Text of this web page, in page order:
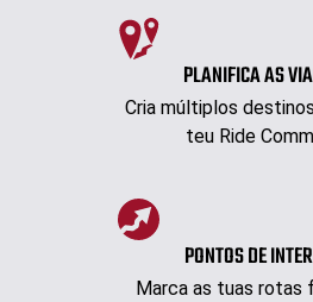
PLANIFICA AS
Cria múltiplos
teu Ride
PONTOS DE
Marca as tuas rotas